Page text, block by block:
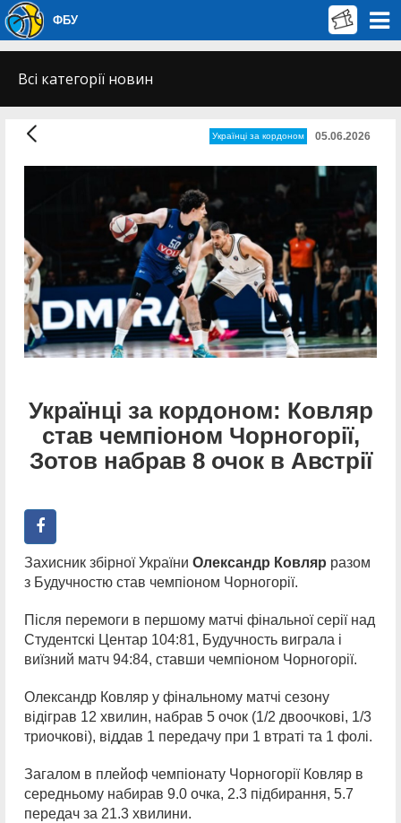
ФБУ
Всі категорії новин
Українці за кордоном 05.06.2026
Українці за кордоном: Ковляр
став чемпіоном Чорногорії,
Зотов набрав 8 очок в Австрії
Захисник збірної України Олександр Ковляр разом
з Будучностю став чемпіоном Чорногорії.
Після перемоги в першому матчі фінальної серії над
Студентскі Центар 104:81, Будучность виграла і
виїзний матч 94:84, ставши чемпіоном Чорногорії.
Олександр Ковляр у фінальному матчі сезону
відіграв 12 хвилин, набрав 5 очок (1/2 двоочкові, 1/3
триочкові), віддав 1 передачу при 1 втраті та 1 фолі.
Загалом в плейоф чемпіонату Чорногорії Ковляр в
середньому набирав 9.0 очка, 2.3 підбирання, 5.7
передач за 21.3 хвилини.